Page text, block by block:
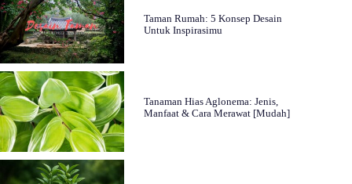
Taman Rumah: 5 Konsep Desain
Untuk Inspirasimu
Tanaman Hias Aglonema: Jenis,
Manfaat & Cara Merawat [Mudah]